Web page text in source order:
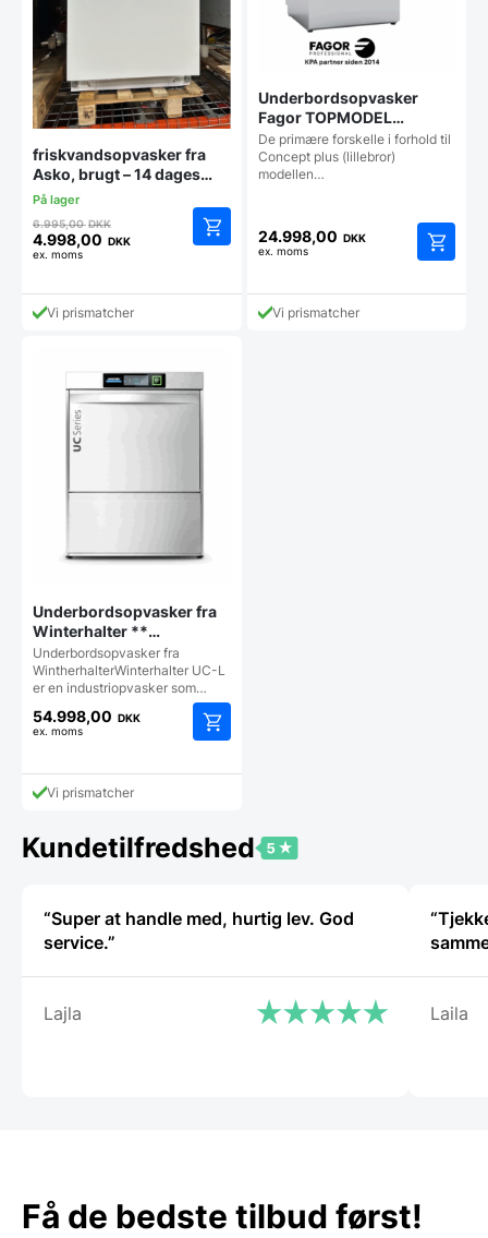
friskvandsopvasker fra
Asko, brugt – 14 dages
garanti. Du kan tilkøbe 12
mdr. for 799 kr.
6.995,00DKKDen
oprindelige
6.995,00 DKK.
4.998,00 DKK
Den
pris
er:
ex. moms
Vi prismatcher
Underbordsopvasker
Fagor TOPMODEL
Premium WUA-503D inkl.
alle pumper **
TOPMODEL **
De primære forskelle i forhold til
Concept plus (lillebror)
modellen…
24.998,00 DKK
ex. moms
Vi prismatcher
Underbordsopvasker fra
Winterhalter **
TOPKVALITET **
Underbordsopvasker fra
WintherhalterWinterhalter UC-L
er en industriopvasker som…
54.998,00 DKK
ex. moms
Vi prismatcher
Kundetilfredshed
“Super at handle med, hurtig lev. God
service.”
Lajla Laila
Få de bedste tilbud først!